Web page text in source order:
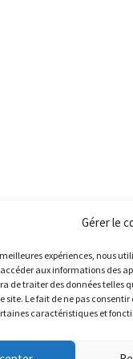
Gérer le
expériences, nous
aux informations des
de traiter des données telles
site. Le fait de ne pas
caractéristiques et